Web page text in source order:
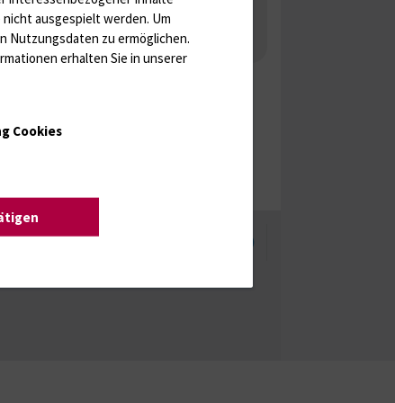
/ Zyklus / Sterilität
Molekulare Diagnostik
ausgespielt werden. Um
Nutzungsdaten zu ermöglichen.
erhalten Sie in unserer
Cookies